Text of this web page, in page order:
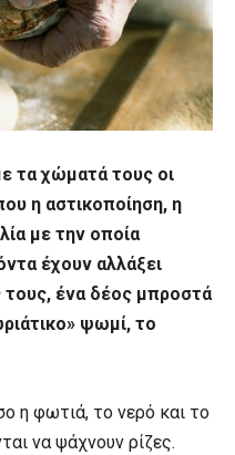
τα χώματά τους οι
η αστικοποίηση, η
με την οποία
έχουν αλλάξει
τους, ένα δέος μπροστά
ψωμί, το
η φωτιά, το νερό και το
να ψάχνουν ρίζες.